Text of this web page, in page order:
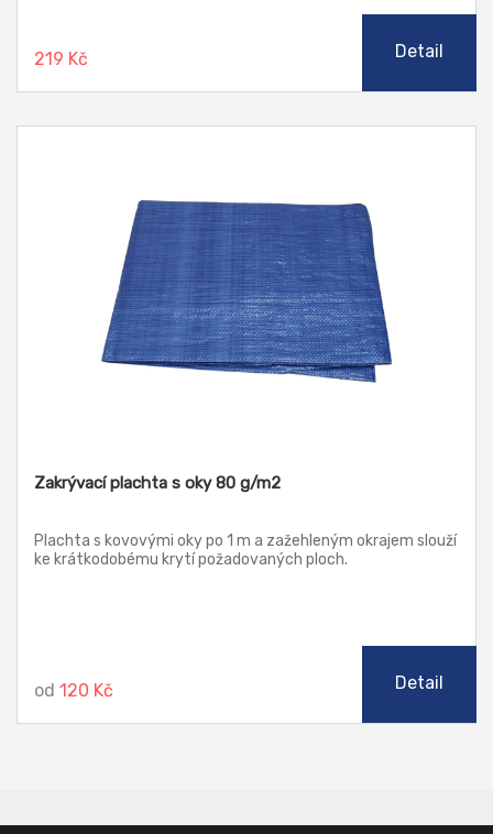
219 Kč Detail
Zakrývací plachta s oky 80 g/m2
Plachta s kovovými oky po 1 m a zažehleným okrajem slouží
ke krátkodobému krytí požadovaných ploch.
od 120 Kč Detail